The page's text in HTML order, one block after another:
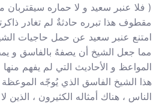
( فلا عنبر سعيد و لا حماره سيقتربان
مقطوف هذا تبرره حادثةٌ لم تغادر
امتنع عنبر سعيد عن حمل حاجيات
مما جعل الشيخ أن يصفهُ بالفاسق و
المواعظ و الأحاديث التي لم يفهم
هذا الشيخ الفاسق الذي يُوجّه
الناس ، هناك أمثاله الكثيرون ، الذين